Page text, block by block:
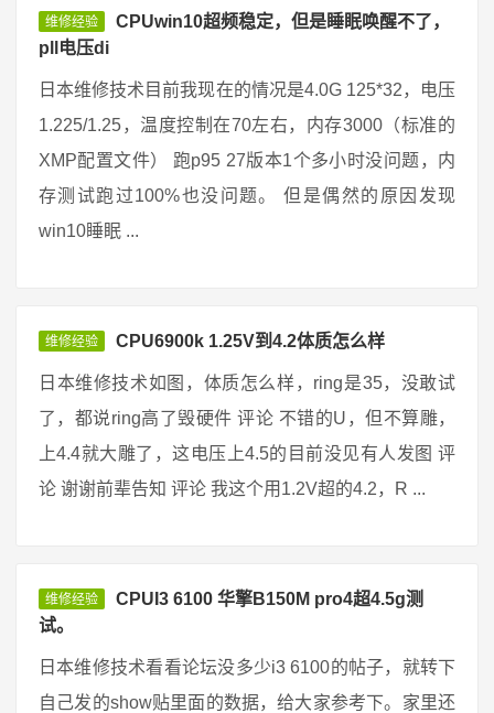
维修经验
CPUwin10超频稳定，但是睡眠唤醒不了，
pll电压di
日本维修技术目前我现在的情况是4.0G 125*32，电压
1.225/1.25，温度控制在70左右，内存3000（标准的
XMP配置文件） 跑p95 27版本1个多小时没问题，内
存测试跑过100%也没问题。 但是偶然的原因发现
win10睡眠 ...
维修经验 CPU6900k 1.25V到4.2体质怎么样
日本维修技术如图，体质怎么样，ring是35，没敢试
了，都说ring高了毁硬件 评论 不错的U，但不算雕，
上4.4就大雕了，这电压上4.5的目前没见有人发图 评
论 谢谢前辈告知 评论 我这个用1.2V超的4.2，R ...
维修经验
CPUI3 6100 华擎B150M pro4超4.5g测
试。
日本维修技术看看论坛没多少i3 6100的帖子，就转下
自己发的show贴里面的数据，给大家参考下。家里还